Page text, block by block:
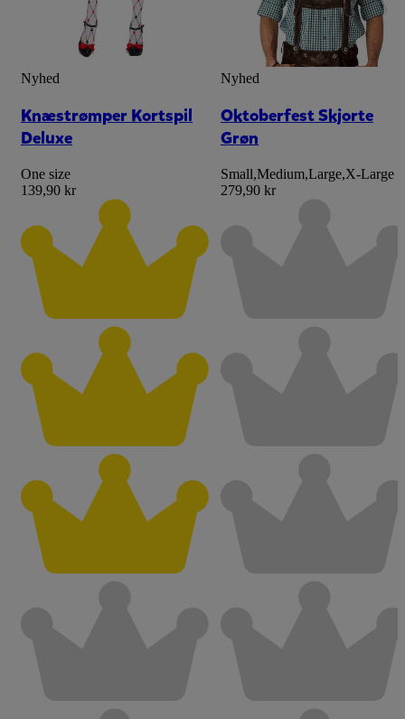
Nyhed
Knæstrømper Kortspil
Deluxe
One size
139,90 kr
Nyhed
Oktoberfest Skjorte
Grøn
Small,Medium,Large,X-Large
279,90 kr